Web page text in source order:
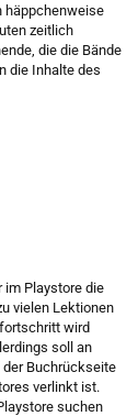
häppchenweise
zeitlich
die die Bände
die Inhalte des
im Playstore die
vielen Lektionen
wird
soll an
Buchrückseite
verlinkt ist.
suchen